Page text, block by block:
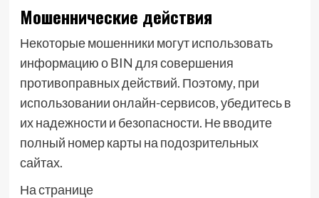
Мошеннические действия
Некоторые мошенники могут использовать
информацию о BIN для совершения
противоправных действий. Поэтому, при
использовании онлайн-сервисов, убедитесь в
их надежности и безопасности. Не вводите
полный номер карты на подозрительных
сайтах.
На странице